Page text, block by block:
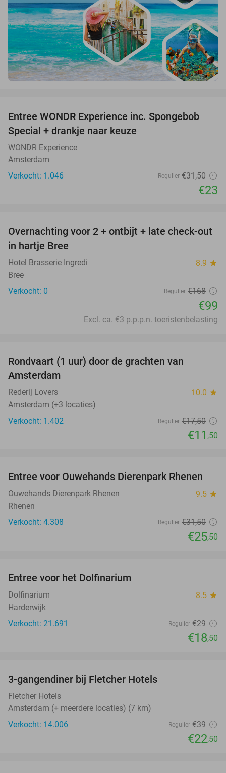
27%
Entree WONDR Experience inc. Spongebob
Special + drankje naar keuze
WONDR Experience
Amsterdam
Verkocht: 1.046
Regulier €31,50
€23
41%
TODAY
Overnachting voor 2 + ontbijt + late check-out
in hartje Bree
Hotel Brasserie Ingredi 8.9 star
Bree
Verkocht: 0
Regulier €168
€99
Excl. ca. €3 p.p.p.n. toeristenbelasting
Rondvaart (1 uur) door de grachten van
Amsterdam
Rederij Lovers 10.0 star
Amsterdam (+3 locaties)
Verkocht: 1.402
Regulier €17,50
€11 ,50
19%
Entree voor Ouwehands Dierenpark Rhenen
Ouwehands Dierenpark Rhenen 9.5 star
Rhenen
Verkocht: 4.308
Regulier €31,50
€25,50
Entree voor het Dolfinarium
Dolfinarium 8.5 star
Harderwijk
Verkocht: 21.691
Regulier €29
€18,50
3-gangendiner bij Fletcher Hotels
Fletcher Hotels
Amsterdam (+ meerdere locaties) (7 km)
Verkocht: 14.006
Regulier €39
€22,50